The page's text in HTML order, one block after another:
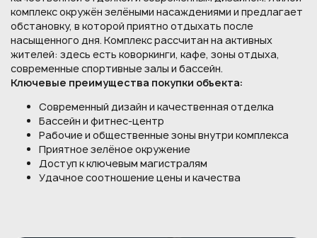
комплекс окружён зелёными насаждениями и предлагает
обстановку, в которой приятно отдыхать после
насыщенного дня. Комплекс рассчитан на активных
жителей: здесь есть коворкинги, кафе, зоны отдыха,
современные спортивные залы и бассейн.
Ключевые преимущества покупки объекта:
Современный дизайн и качественная отделка
Бассейн и фитнес-центр
Рабочие и общественные зоны внутри комплекса
Приятное зелёное окружение
Доступ к ключевым магистралям
Удачное соотношение цены и качества